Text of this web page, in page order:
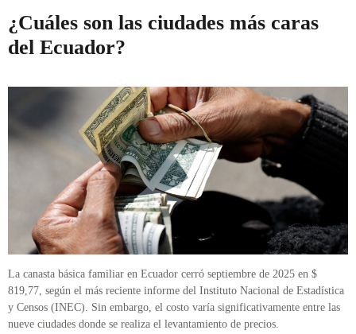
¿Cuáles son las ciudades más caras
del Ecuador?
La canasta básica familiar en Ecuador cerró septiembre de 2025 en $
819,77, según el más reciente informe del Instituto Nacional de Estadística
y Censos (INEC). Sin embargo, el costo varía significativamente entre las
nueve ciudades donde se realiza el levantamiento de precios.